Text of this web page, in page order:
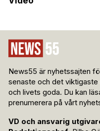
News55 är nyhetssajten
senaste och det viktigaste
och livets goda. Du kan
prenumerera på vårt
VD och ansvarig